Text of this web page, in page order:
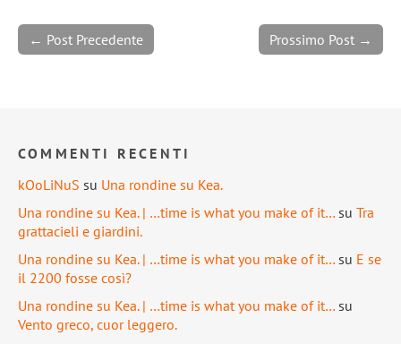
Prossimo Post →
← Post Precedente
COMMENTI RECENTI
kOoLiNuS su Una rondine su Kea.
Una rondine su Kea. | …time is what you make of it… su Tra
grattacieli e giardini.
Una rondine su Kea. | …time is what you make of it… su E se
il 2200 fosse così?
Una rondine su Kea. | …time is what you make of it… su
Vento greco, cuor leggero.